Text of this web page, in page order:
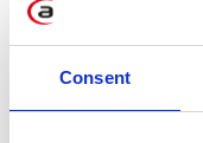
Consent